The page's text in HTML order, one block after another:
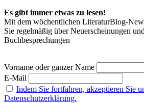
Es gibt immer etwas zu lesen!
Mit dem wöchentlichen LiteraturBlog-
Sie regelmäßig über Neuerscheinungen
Buchbesprechungen
Vorname oder ganzer Name
E-Mail
Indem Sie fortfahren, akzeptieren Sie
Datenschutzerklärung.